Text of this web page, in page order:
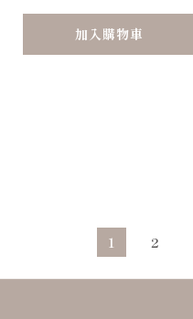
加入購物車
1 2